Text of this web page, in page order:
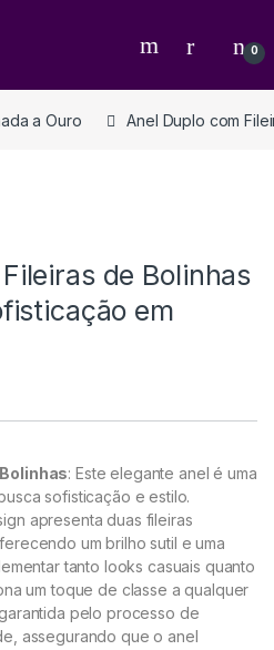
0
a Ouro Anel Duplo com
de Bolinhas
em
: Este elegante anel é uma
sofisticação e estilo.
apresenta duas fileiras
um brilho sutil e uma
tanto looks casuais quanto
um toque de classe a qualquer
pelo processo de
assegurando que o anel